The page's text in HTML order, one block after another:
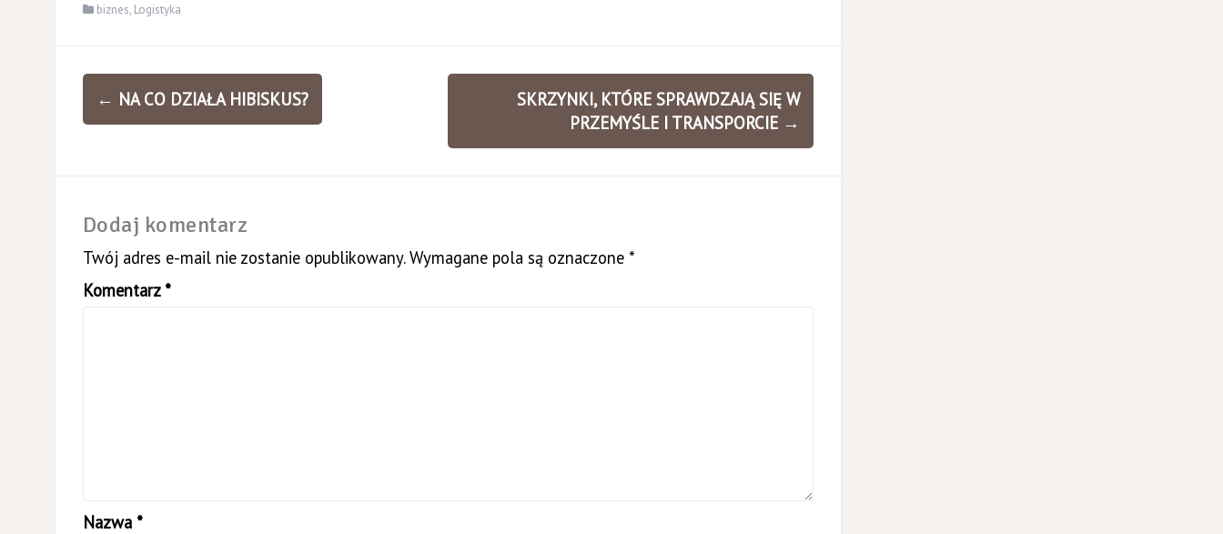
biznes, Logistyka
Zobacz
wpisy
← NA CO DZIAŁA HIBISKUS?
SKRZYNKI, KTÓRE SPRAWDZAJĄ SIĘ W
PRZEMYŚLE I TRANSPORCIE →
Dodaj komentarz
Twój adres e-mail nie zostanie opublikowany. Wymagane pola są oznaczone *
Komentarz *
Nazwa *